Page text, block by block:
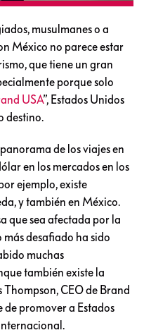
musulmanes o a
México no parece estar
que tiene un gran
porque solo
USA”, Estados Unidos
destino.
de los viajes en
en los mercados en los
ejemplo, existe
y también en México.
que sea afectada por la
desafiado ha sido
muchas
también existe la
Thompson, CEO de Brand
promover a Estados